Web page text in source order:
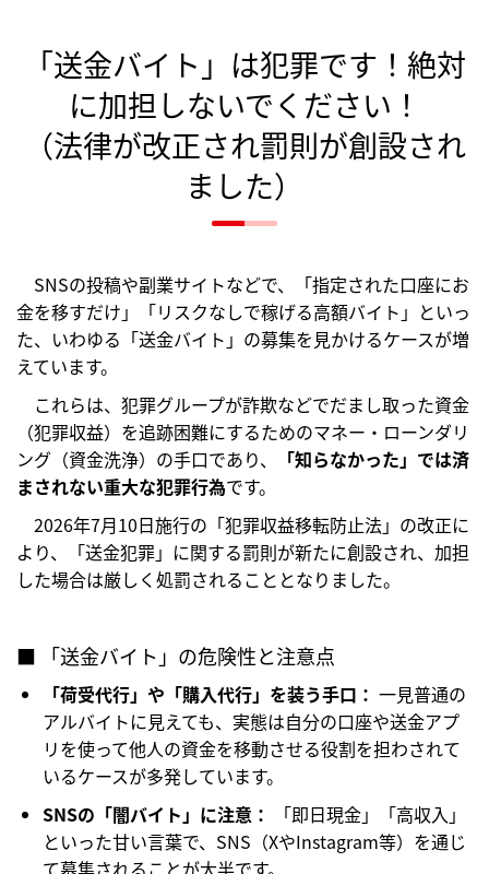
「送金バイト」は犯罪です！絶対
に加担しないでください！
（法律が改正され罰則が創設され
ました）
SNSの投稿や副業サイトなどで、「指定された口座にお
金を移すだけ」「リスクなしで稼げる高額バイト」といっ
た、いわゆる「送金バイト」の募集を見かけるケースが増
えています。
これらは、犯罪グループが詐欺などでだまし取った資金
（犯罪収益）を追跡困難にするためのマネー・ローンダリ
ング（資金洗浄）の手口であり、
「知らなかった」では済
まされない重大な犯罪行為です。
2026年7月10日施行の「犯罪収益移転防止法」の改正に
より、「送金犯罪」に関する罰則が新たに創設され、加担
した場合は厳しく処罰されることとなりました。
■ 「送金バイト」の危険性と注意点
「荷受代行」や「購入代行」を装う手口： 一見普通の
アルバイトに見えても、実態は自分の口座や送金アプ
リを使って他人の資金を移動させる役割を担わされて
いるケースが多発しています。
SNSの「闇バイト」に注意：
「即日現金」「高収入」
といった甘い言葉で、SNS（XやInstagram等）を通じ
て募集されることが大半です。